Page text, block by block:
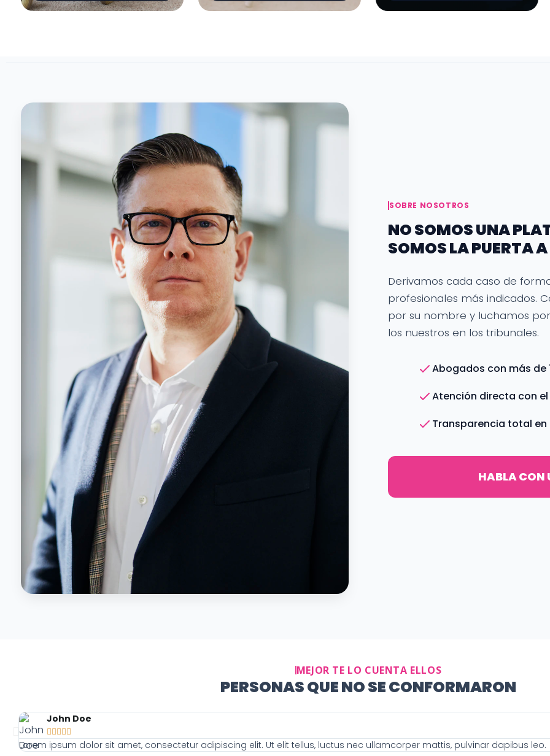
SOBRE NOSOTROS
NO SOMOS UNA
SOMOS LA PUERTA
Derivamos cada caso de
profesionales más indicados.
por su nombre y luchamos
los nuestros en los tribunales.
Abogados con más de
Atención directa con
Transparencia total en
HABLA CON
MEJOR TE LO CUENTA ELLOS
PERSONAS QUE NO SE CONFORMARON
John Doe
    
Lorem ipsum dolor sit amet, consectetur adipiscing elit. Ut elit tellus, luctus nec ullamcorper mattis, pulvinar dapibus leo.